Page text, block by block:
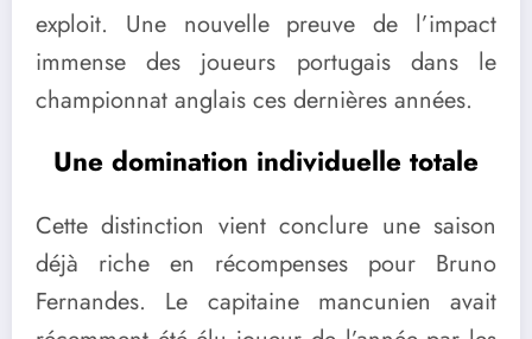
exploit. Une nouvelle preuve de l’impact
immense des joueurs portugais dans le
championnat anglais ces dernières années.
Une domination individuelle totale
Cette distinction vient conclure une saison
déjà riche en récompenses pour Bruno
Fernandes. Le capitaine mancunien avait